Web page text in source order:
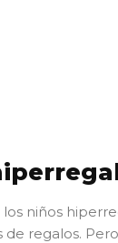
niños
regalos.